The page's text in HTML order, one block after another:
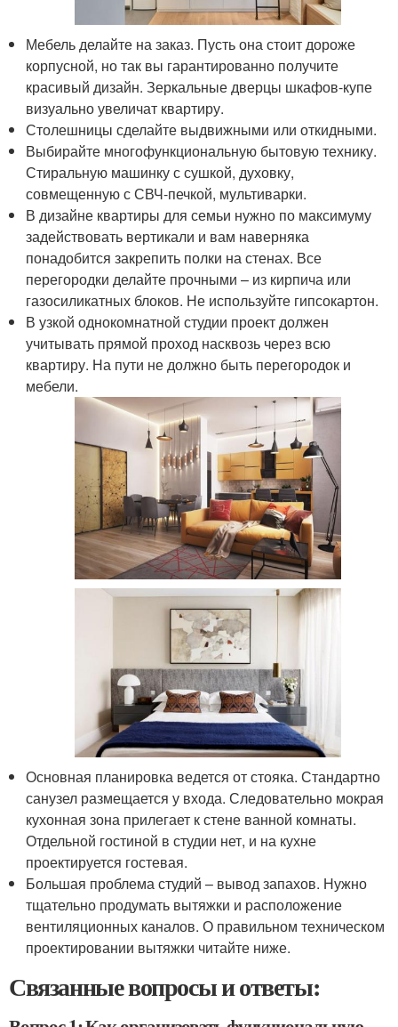
Мебель делайте на заказ. Пусть она стоит дороже
корпусной, но так вы гарантированно получите
красивый дизайн. Зеркальные дверцы шкафов-купе
визуально увеличат квартиру.
Столешницы сделайте выдвижными или откидными.
Выбирайте многофункциональную бытовую технику.
Стиральную машинку с сушкой, духовку,
совмещенную с СВЧ-печкой, мультиварки.
В дизайне квартиры для семьи нужно по максимуму
задействовать вертикали и вам наверняка
понадобится закрепить полки на стенах. Все
перегородки делайте прочными – из кирпича или
газосиликатных блоков. Не используйте гипсокартон.
В узкой однокомнатной студии проект должен
учитывать прямой проход насквозь через всю
квартиру. На пути не должно быть перегородок и
мебели.
Основная планировка ведется от стояка. Стандартно
санузел размещается у входа. Следовательно мокрая
кухонная зона прилегает к стене ванной комнаты.
Отдельной гостиной в студии нет, и на кухне
проектируется гостевая.
Большая проблема студий – вывод запахов. Нужно
тщательно продумать вытяжки и расположение
вентиляционных каналов. О правильном техническом
проектировании вытяжки читайте ниже.
Связанные вопросы и ответы: